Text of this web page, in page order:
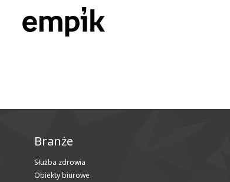
Branże
Służba zdrowia
Obiekty biurowe